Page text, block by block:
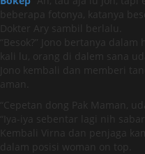
beberapa fotonya, katanya
Dokter Ary sambil berlalu.
“Besok?” Jono bertanya
kali lu, orang di dalem sana
Jono kembali dan memberi
aman.
“Cepetan dong Pak Maman,
“Iya-iya sebentar lagi nih sabar
Kembali Virna dan penjaga
dalam posisi woman on top.